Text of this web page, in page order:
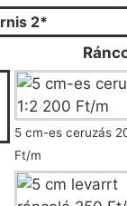
2*
5 cm-es ceruzás
Ft/m